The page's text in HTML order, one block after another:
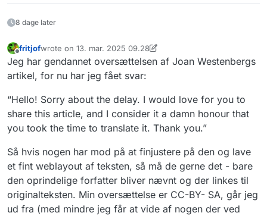
8 dage later
Offline
fritjofwrote on 13. mar. 2025 09.28
sidst redigeret af fritjof
Jeg har gendannet oversættelsen af Joan Westenbergs
artikel, for nu har jeg fået svar:
“Hello! Sorry about the delay. I would love for you to
share this article, and I consider it a damn honour that
you took the time to translate it. Thank you.”
Så hvis nogen har mod på at finjustere på den og lave
et fint weblayout af teksten, så må de gerne det - bare
den oprindelige forfatter bliver nævnt og der linkes til
originalteksten. Min oversættelse er CC-BY- SA, går jeg
ud fra (med mindre jeg får at vide af nogen der ved